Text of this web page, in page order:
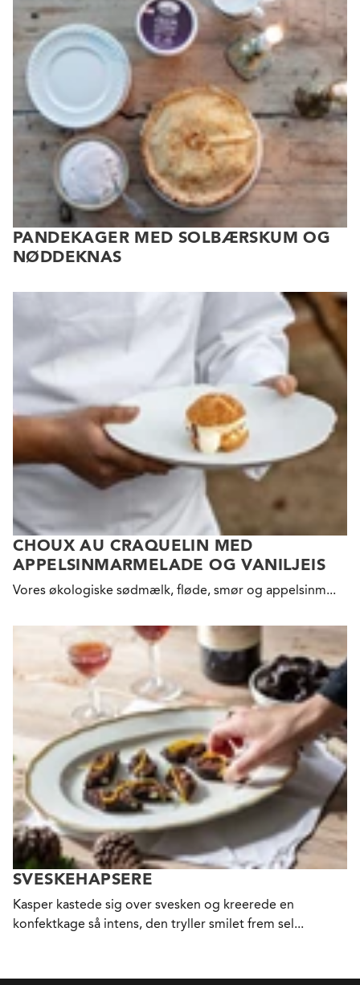
PANDEKAGER MED SOLBÆRSKUM OG
NØDDEKNAS
CHOUX AU CRAQUELIN MED
APPELSINMARMELADE OG VANILJEIS
Vores økologiske sødmælk, fløde, smør og appelsinm...
SVESKEHAPSERE
Kasper kastede sig over svesken og kreerede en
konfektkage så intens, den tryller smilet frem sel...